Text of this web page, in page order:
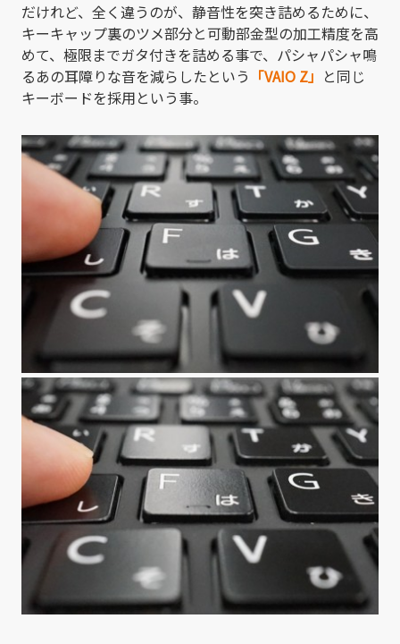
だけれど、全く違うのが、静音性を突き詰めるために、
キーキャップ裏のツメ部分と可動部金型の加工精度を高
めて、極限までガタ付きを詰める事で、パシャパシャ鳴
るあの耳障りな音を減らしたという 「VAIO Z」 と同じ
キーボードを採用という事。